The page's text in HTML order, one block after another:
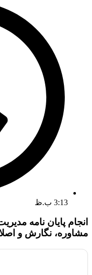
3:13 ب.ظ
انجام پایان نامه
مشاوره، نگارش و